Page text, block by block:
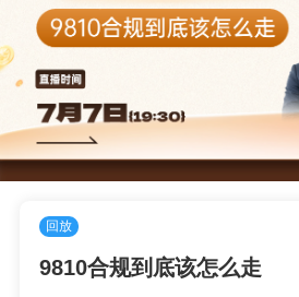
回放
9810合规到底该怎么走